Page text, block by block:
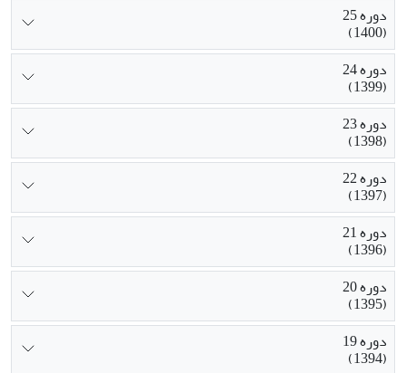
دوره 25
(1400)
دوره 24
(1399)
دوره 23
(1398)
دوره 22
(1397)
دوره 21
(1396)
دوره 20
(1395)
دوره 19
(1394)